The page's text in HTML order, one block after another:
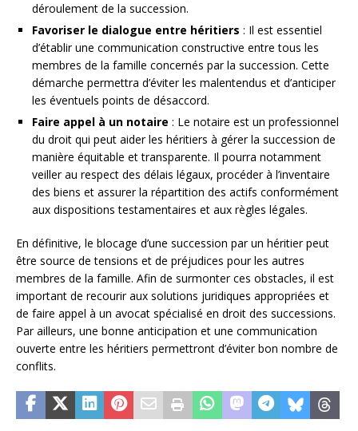
déroulement de la succession.
Favoriser le dialogue entre héritiers : Il est essentiel
d’établir une communication constructive entre tous les
membres de la famille concernés par la succession. Cette
démarche permettra d’éviter les malentendus et d’anticiper
les éventuels points de désaccord.
Faire appel à un notaire : Le notaire est un professionnel
du droit qui peut aider les héritiers à gérer la succession de
manière équitable et transparente. Il pourra notamment
veiller au respect des délais légaux, procéder à l’inventaire
des biens et assurer la répartition des actifs conformément
aux dispositions testamentaires et aux règles légales.
En définitive, le blocage d’une succession par un héritier peut
être source de tensions et de préjudices pour les autres
membres de la famille. Afin de surmonter ces obstacles, il est
important de recourir aux solutions juridiques appropriées et
de faire appel à un avocat spécialisé en droit des successions.
Par ailleurs, une bonne anticipation et une communication
ouverte entre les héritiers permettront d’éviter bon nombre de
conflits.